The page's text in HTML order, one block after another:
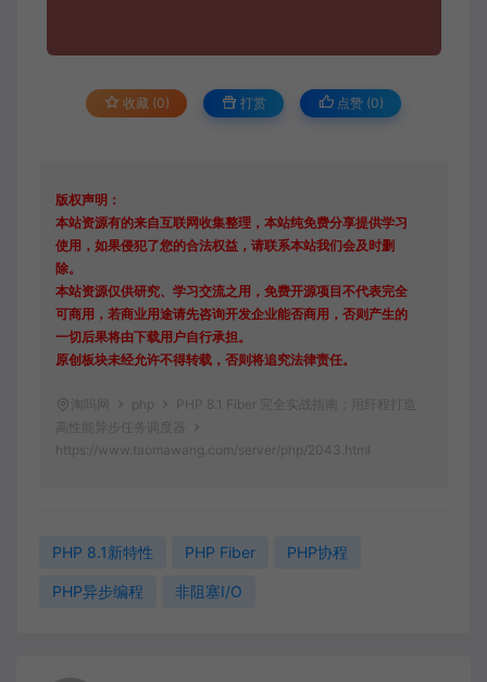
收藏 (0) 打赏 点赞 (0)
版权声明：
本站资源有的来自互联网收集整理，本站纯免费分享提供学习
使用，如果侵犯了您的合法权益，请联系本站我们会及时删
除。
本站资源仅供研究、学习交流之用，免费开源项目不代表完全
可商用，若商业用途请先咨询开发企业能否商用，否则产生的
一切后果将由下载用户自行承担。
原创板块未经允许不得转载，否则将追究法律责任。
淘吗网 php
PHP 8.1 Fiber 完全实战指南：用纤程打造
高性能异步任务调度器
https://www.taomawang.com/server/php/2043.html
PHP 8.1新特性 PHP Fiber PHP协程
PHP异步编程 非阻塞I/O